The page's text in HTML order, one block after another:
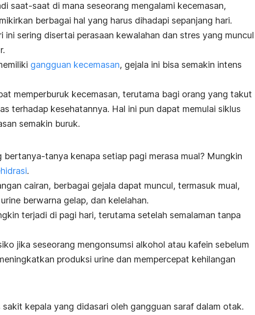
saat-saat di mana seseorang mengalami kecemasan,
berbagai hal yang harus dihadapi sepanjang hari.
ini sering disertai perasaan kewalahan dan stres yang muncul
gangguan kecemasan, gejala ini bisa semakin intens
memperburuk kecemasan, terutama bagi orang yang takut
terhadap kesehatannya. Hal ini pun dapat memulai siklus
semakin buruk.
bertanya-tanya kenapa setiap pagi merasa mual? Mungkin
.
cairan, berbagai gejala dapat muncul, termasuk mual,
berwarna gelap, dan kelelahan.
terjadi di pagi hari, terutama setelah semalaman tanpa
jika seseorang mengonsumsi alkohol atau kafein sebelum
produksi urine dan mempercepat kehilangan
sakit kepala yang didasari oleh gangguan saraf dalam otak.